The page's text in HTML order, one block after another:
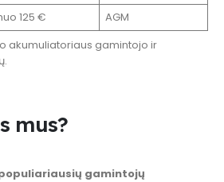
125 €
AGM
akumuliatoriaus gamintojo ir
mus?
gamintojų